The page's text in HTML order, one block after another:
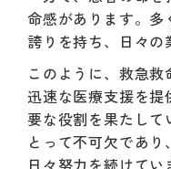
命感があります。多
誇りを持ち、日々の
このように、救急
迅速な医療支援を
要な役割を果たして
とって不可欠であ
日々努力を続けてい